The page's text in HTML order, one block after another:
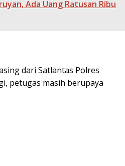
Ada Uang Ratusan Ribu
dari Satlantas Polres
petugas masih berupaya